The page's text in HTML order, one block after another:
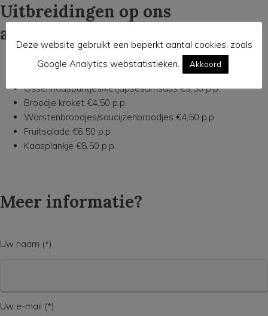
Uitbreidingen op ons
assortiment
Sinaasappelsap €3,50 p.p.
Ossenhaaspuntjes/ketjapsesamsaus €9,50 p.p.
Broodje kroket €4,50 p.p.
Worstenbroodjes/saucijzenbroodjes €4,50 p.p.
Fruitsalade €6,50 p.p.
Kaasplankje €8,50 p.p.
Meer informatie?
Uw naam (*)
Uw e-mail (*)
Deze website gebruikt een beperkt aantal cookies, zoals
Google Analytics webstatistieken.
Akkoord